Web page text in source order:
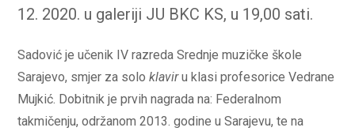
12. 2020. u galeriji JU BKC KS, u 19,00 sati.
Sadović je učenik IV razreda Srednje muzičke škole
Sarajevo, smjer za soloklaviru klasi profesorice Vedrane
Mujkić. Dobitnik je prvih nagrada na: Federalnom
takmičenju, održanom 2013. godine u Sarajevu, te na